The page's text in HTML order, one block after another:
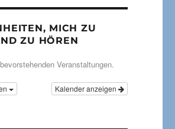
MICH ZU
ZU HÖREN
Veranstaltungen.
Kalender anzeigen